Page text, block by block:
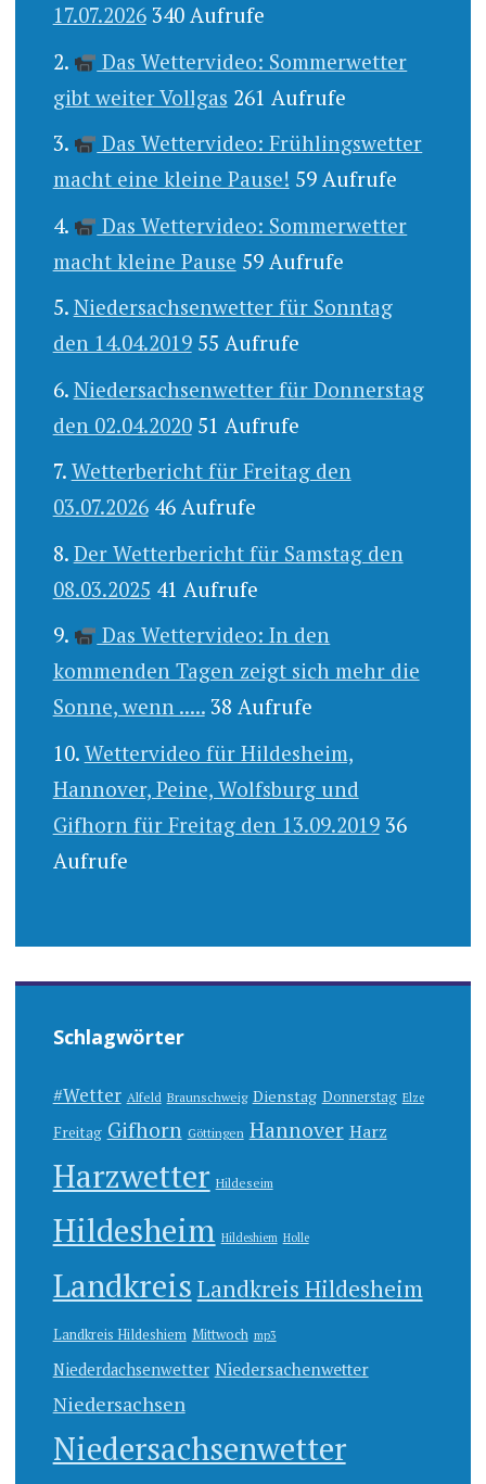
17.07.2026 340 Aufrufe
Das Wettervideo: Sommerwetter
gibt weiter Vollgas 261 Aufrufe
Das Wettervideo: Frühlingswetter
macht eine kleine Pause! 59 Aufrufe
Das Wettervideo: Sommerwetter
macht kleine Pause 59 Aufrufe
Niedersachsenwetter für Sonntag
den 14.04.2019 55 Aufrufe
Niedersachsenwetter für Donnerstag
den 02.04.2020 51 Aufrufe
Wetterbericht für Freitag den
03.07.2026 46 Aufrufe
Der Wetterbericht für Samstag den
08.03.2025 41 Aufrufe
Das Wettervideo: In den
kommenden Tagen zeigt sich mehr die
Sonne, wenn ..... 38 Aufrufe
Wettervideo für Hildesheim,
Hannover, Peine, Wolfsburg und
Gifhorn für Freitag den 13.09.2019 36
Aufrufe
Schlagwörter
#Wetter Alfeld Braunschweig Dienstag Donnerstag Elze
Freitag Gifhorn Göttingen Hannover Harz
Harzwetter Hildeseim
Hildesheim Hildeshiem Holle
Landkreis Landkreis Hildesheim
Landkreis Hildeshiem Mittwoch mp3
Niederdachsenwetter Niedersachenwetter
Niedersachsen
Niedersachsenwetter